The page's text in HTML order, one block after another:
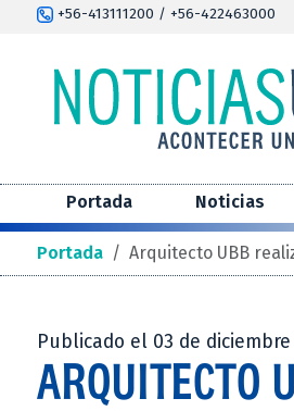
+56-413111200 / +56-422463000
Portada Noticias
Portada / Arquitecto UBB
Publicado el 03 de
ARQUITECTO